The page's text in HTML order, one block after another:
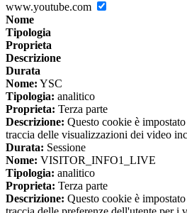
www.youtube.com
Nome
Tipologia
Proprieta
Descrizione
Durata
Nome: YSC
Tipologia: analitico
Proprieta: Terza parte
Descrizione: Questo cookie è
traccia delle visualizzazioni dei video
Durata: Sessione
Nome: VISITOR_INFO1_LIVE
Tipologia: analitico
Proprieta: Terza parte
Descrizione: Questo cookie è